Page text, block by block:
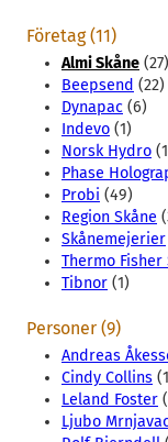
Företag (11)
Almi Skåne (27)
Beepsend (22)
Dynapac (6)
Indevo (1)
Norsk Hydro
Phase
Probi (49)
Region Skåne
Skånemejerier
Thermo
Tibnor (1)
Personer (9)
Andreas
Cindy Collins
Leland Foster
Ljubo